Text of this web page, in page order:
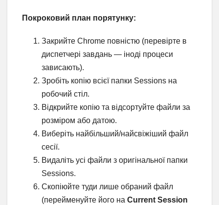
Покроковий план порятунку:
Закрийте Chrome повністю (перевірте в
диспетчері завдань — іноді процеси
зависають).
Зробіть копію всієї папки Sessions на
робочий стіл.
Відкрийте копію та відсортуйте файли за
розміром або датою.
Виберіть найбільший/найсвіжіший файл
сесії.
Видаліть усі файли з оригінальної папки
Sessions.
Скопіюйте туди лише обраний файл
(перейменуйте його на Current Session